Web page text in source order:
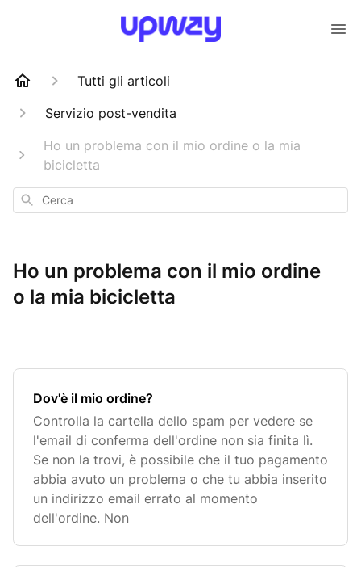
Tutti gli articoli
Servizio post-vendita
Ho un problema con il mio ordine o la mia
bicicletta
Cerca
Ho un problema con il mio ordine
o la mia bicicletta
Dov'è il mio ordine?
Controlla la cartella dello spam per vedere se
l'email di conferma dell'ordine non sia finita lì.
Se non la trovi, è possibile che il tuo pagamento
abbia avuto un problema o che tu abbia inserito
un indirizzo email errato al momento
dell'ordine. Non